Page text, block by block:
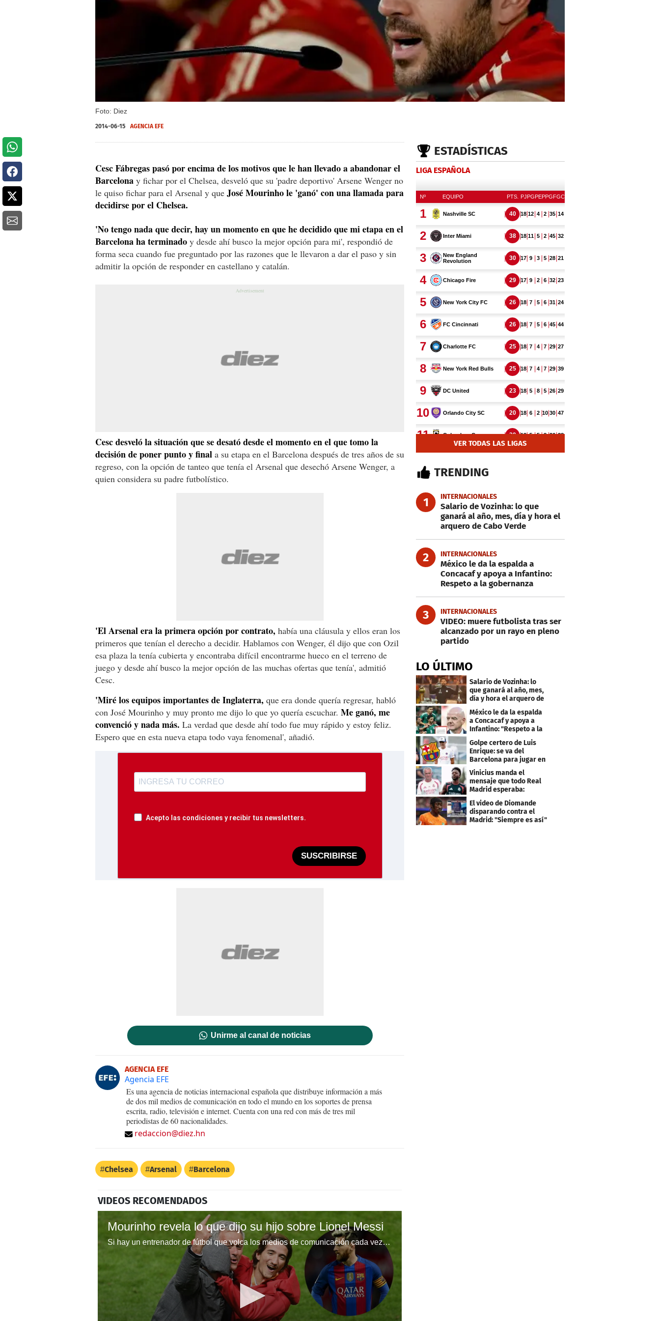
Foto: Diez
2014-06-15 AGENCIA EFE
Cesc Fábregas pasó por encima de los motivos que le han llevado a abandonar el
Barcelona y fichar por el Chelsea, desveló que su 'padre deportivo' Arsene Wenger no
le quiso fichar para el Arsenal y que José Mourinho le 'ganó' con una llamada para
decidirse por el Chelsea.
'No tengo nada que decir, hay un momento en que he decidido que mi etapaen el
Barcelona ha terminado y desde ahí busco la mejor opción para mi', respondió de
forma seca cuando fue preguntado por las razones que le llevaron a dar el paso y sin
admitir la opción de responder en castellano y catalán.
Cesc desveló la situación que se desató desde el momento en el que tomo la
decisión de poner punto y final a su etapa en el Barcelona después de tres años de su
regreso, con la opción de tanteo que tenía el Arsenal que desechó Arsene Wenger, a
quien considera su padre futbolístico.
'El Arsenal era la primera opción por contrato, había una cláusula y ellos eran los
primeros que tenían el derecho a decidir. Hablamos con Wenger, él dijo que con Ozil
esa plaza la tenía cubierta y encontraba difícil encontrarme hueco en el terreno de
juego y desde ahí busco la mejor opción de las muchas ofertas que tenía', admitió
Cesc.
'Miré los equipos importantes de Inglaterra, que era donde quería regresar, habló
con José Mourinho y muy pronto me dijo lo que yo quería escuchar. Me ganó, me
convenció y nada más. La verdad que desde ahí todo fue muy rápido y estoy feliz.
Espero que en esta nueva etapa todo vaya fenomenal', añadió.
Acepto las condiciones y recibir tus newsletters.
SUSCRIBIRSE
Unirme al canal de noticias
AGENCIA EFE
Agencia EFE
Es una agencia de noticias internacional española que distribuye información a más
de dos mil medios de comunicación en todo el mundo en los soportes de prensa
escrita, radio, televisión e internet. Cuenta con una red con más de tres mil
periodistas de 60 nacionalidades.
redaccion@diez.hn
Chelsea Arsenal Barcelona
VIDEOS RECOMENDADOS
Mourinho revela lo que dijo su hijo sobre Lionel Messi
Si hay un entrenador de fútbol que volca los medios de comunicación cada vez que habla con la prensa, es José Mourinho, el actual mandamás del Manchester United.
ESTADÍSTICAS
LIGA ESPAÑOLA
VER TODAS LAS LIGAS
TRENDING
1 INTERNACIONALES
Salario de Vozinha: lo que
ganará al año, mes, día y hora el
arquero de Cabo Verde
2 INTERNACIONALES
México le da la espalda a
Concacaf y apoya a Infantino:
Respeto a la gobernanza
3 INTERNACIONALES
VIDEO: muere futbolista tras ser
alcanzado por un rayo en pleno
partido
LO ÚLTIMO
Salario de Vozinha: lo
que ganará al año, mes,
día y hora el arquero de
Cabo Verde
México le da la espalda
a Concacaf y apoya a
Infantino: "Respeto a la
gobernanza"
Golpe certero de Luis
Enrique: se va del
Barcelona para jugar en
el PSG
Vinicius manda el
mensaje que todo Real
Madrid esperaba:
"Mourinho..."
El video de Diomande
disparando contra el
Madrid: "Siempre es así"